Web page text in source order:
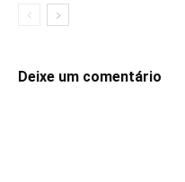
Deixe um comentário